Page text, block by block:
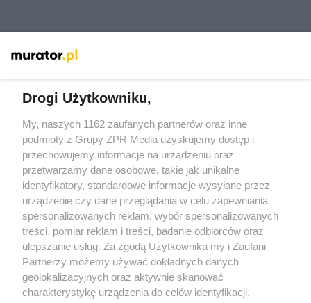
Żaden utwór zamieszczony w serwisie nie może być powielany i
rozpowszechniany lub dalej rozpowszechniany w jakikolwiek sposób
(w tym także elektroniczny lub mechaniczny) na jakimkolwiek polu
eksploatacji w jakiejkolwiek formie, włącznie z umieszczaniem w
Internecie bez pisemnej zgody właściciela praw. Jakiekolwiek użycie
lub wykorzystanie utworów w całości lub w części z naruszeniem
prawa, tzn. bez właściwej zgody, jest zabronione pod groźbą kary i
może być ścigane prawnie.
Drogi Użytkowniku,
My, naszych 1162 zaufanych partnerów oraz inne
podmioty z Grupy ZPR Media uzyskujemy dostęp i
przechowujemy informacje na urządzeniu oraz
przetwarzamy dane osobowe, takie jak unikalne
identyfikatory, standardowe informacje wysyłane przez
urządzenie czy dane przeglądania w celu zapewniania
spersonalizowanych reklam, wybór spersonalizowanych
treści, pomiar reklam i treści, badanie odbiorców oraz
ulepszanie usług. Za zgodą Użytkownika my i Zaufani
Partnerzy możemy używać dokładnych danych
geolokalizacyjnych oraz aktywnie skanować
charakterystykę urządzenia do celów identyfikacji.